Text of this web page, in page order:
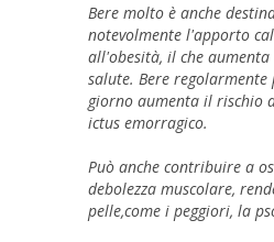
Bere molto è anche
notevolmente l'apporto
all'obesità, il che
salute. Bere
giorno aumenta il rischio
ictus emorragico.
Può anche contribuire a
debolezza muscolare,
pelle,come i peggiori, la